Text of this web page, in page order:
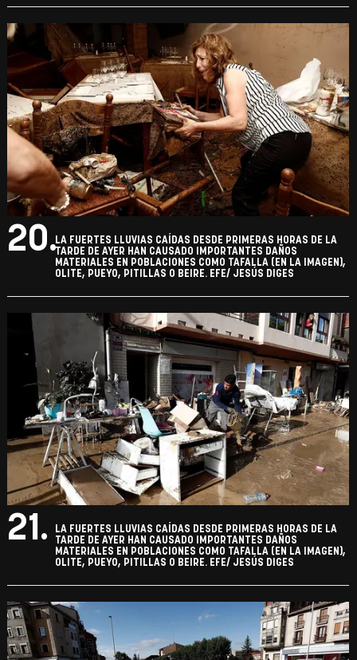
20.LA FUERTES LLUVIAS CAÍDAS DESDE PRIMERAS HORAS DE LA
TARDE DE AYER HAN CAUSADO IMPORTANTES DAÑOS
MATERIALES EN POBLACIONES COMO TAFALLA (EN LA IMAGEN),
OLITE, PUEYO, PITILLAS O BEIRE. EFE/ JESÚS DIGES
21.
LA FUERTES LLUVIAS CAÍDAS DESDE PRIMERAS HORAS DE LA
TARDE DE AYER HAN CAUSADO IMPORTANTES DAÑOS
MATERIALES EN POBLACIONES COMO TAFALLA (EN LA IMAGEN),
OLITE, PUEYO, PITILLAS O BEIRE. EFE/ JESÚS DIGES